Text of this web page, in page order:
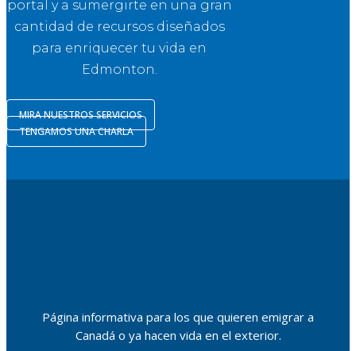
portal y a sumergirte en una gran
cantidad de recursos diseñados
para enriquecer tu vida en
Edmonton.
MIRA NUESTROS SERVICIOS
TENGAMOS UNA CHARLA
Página informativa para los que quieren emigrar a
Canadá o ya hacen vida en el exterior.